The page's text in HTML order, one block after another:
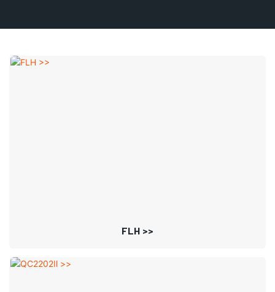
FLH >>